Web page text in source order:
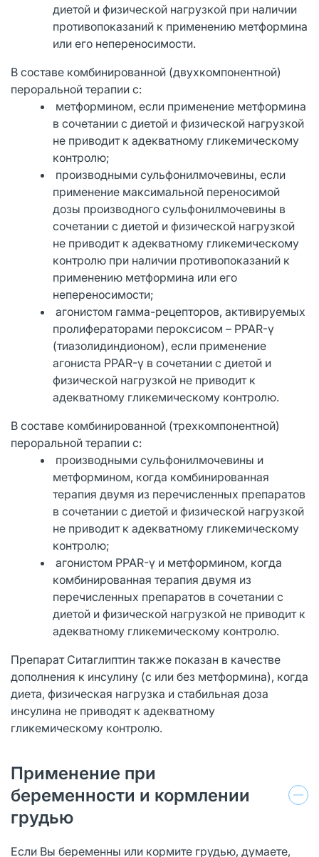
диетой и физической нагрузкой при наличии
противопоказаний к применению метформина
или его непереносимости.
В составе комбинированной (двухкомпонентной)
пероральной терапии с:
метформином, если применение метформина
в сочетании с диетой и физической нагрузкой
не приводит к адекватному гликемическому
контролю;
производными сульфонилмочевины, если
применение максимальной переносимой
дозы производного сульфонилмочевины в
сочетании с диетой и физической нагрузкой
не приводит к адекватному гликемическому
контролю при наличии противопоказаний к
применению метформина или его
непереносимости;
агонистом гамма-рецепторов, активируемых
пролифераторами пероксисом – РРАR-γ
(тиазолидиндионом), если применение
агониста РРАR-γ в сочетании с диетой и
физической нагрузкой не приводит к
адекватному гликемическому контролю.
В составе комбинированной (трехкомпонентной)
пероральной терапии с:
производными сульфонилмочевины и
метформином, когда комбинированная
терапия двумя из перечисленных препаратов
в сочетании с диетой и физической нагрузкой
не приводит к адекватному гликемическому
контролю;
агонистом РРАR-γ и метформином, когда
комбинированная терапия двумя из
перечисленных препаратов в сочетании с
диетой и физической нагрузкой не приводит к
адекватному гликемическому контролю.
Препарат Ситаглиптин также показан в качестве
дополнения к инсулину (с или без метформина), когда
диета, физическая нагрузка и стабильная доза
инсулина не приводят к адекватному
гликемическому контролю.
Применение при
беременности и кормлении
грудью
Если Вы беременны или кормите грудью, думаете,